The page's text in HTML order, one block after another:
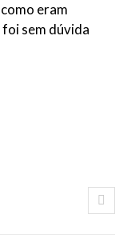
eram
sem dúvida